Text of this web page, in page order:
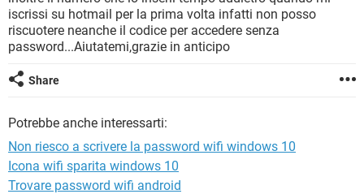
iscrissi su hotmail per la prima volta infatti non posso
riscuotere neanche il codice per accedere senza
password...Aiutatemi,grazie in anticipo
Share
Potrebbe anche interessarti:
Non riesco a scrivere la password wifi windows 10
Icona wifi sparita windows 10
Trovare password wifi android